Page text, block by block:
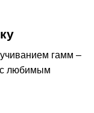
гамм –
с любимым